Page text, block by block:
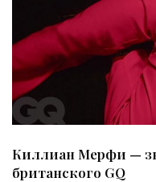
Киллиан Мерфи —
британского GQ